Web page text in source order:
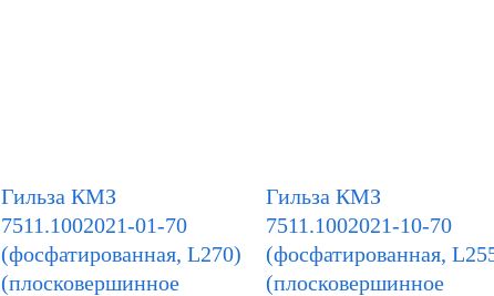
Гильза КМЗ
7511.1002021-01-70
(фосфатированная, L270)
(плосковершинное
Гильза КМЗ
7511.1002021-10-70
(фосфатированная,
(плосковершинное